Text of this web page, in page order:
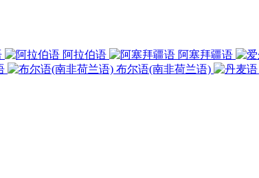
阿拉伯语 阿塞拜疆语
布尔语(南非荷兰语)